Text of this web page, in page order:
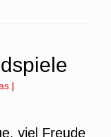
|
viel Freude